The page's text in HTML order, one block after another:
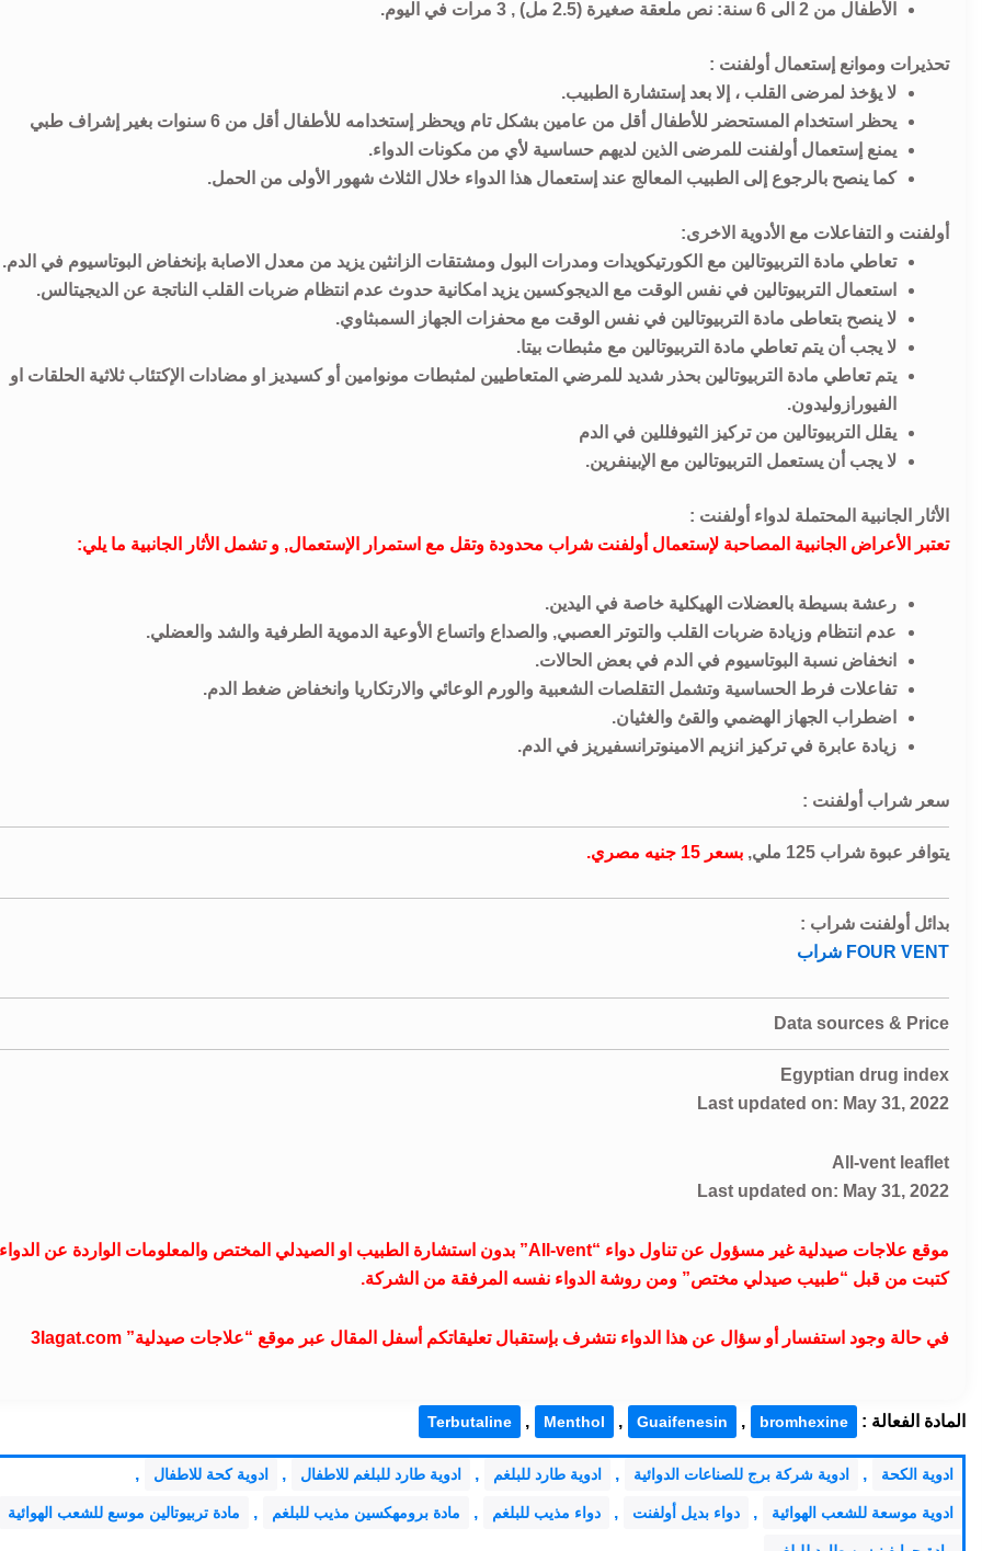
الأطفال من 2 الى 6 سنة: نص ملعقة صغيرة (2.5 مل) , 3 مرات في اليوم.
تحذيرات وموانع إستعمال أولفنت :
لا يؤخذ لمرضى القلب ، إلا بعد إستشارة الطبيب.
يحظر استخدام المستحضر للأطفال أقل من عامين بشكل تام ويحظر إستخدامه للأطفال أقل من 6 سنوات بغير إشراف طبي
يمنع إستعمال أولفنت للمرضى الذين لديهم حساسية لأي من مكونات الدواء.
كما ينصح بالرجوع إلى الطبيب المعالج عند إستعمال هذا الدواء خلال الثلاث شهور الأولى من الحمل.
أولفنت و التفاعلات مع الأدوية الاخرى:
تعاطي مادة التربيوتالين مع الكورتيكويدات ومدرات البول ومشتقات الزانثين يزيد من معدل الاصابة بإنخفاض البوتاسيوم في الدم.
استعمال التربيوتالين في نفس الوقت مع الديجوكسين يزيد امكانية حدوث عدم انتظام ضربات القلب الناتجة عن الديجيتالس.
لا ينصح بتعاطى مادة التربيوتالين في نفس الوقت مع محفزات الجهاز السمبثاوي.
لا يجب أن يتم تعاطي مادة التربيوتالين مع مثبطات بيتا.
يتم تعاطي مادة التربيوتالين بحذر شديد للمرضي المتعاطيين لمثبطات مونوامين أو كسيديز او مضادات الإكتئاب ثلاثية الحلقات او
الفيورازوليدون.
يقلل التربيوتالين من تركيز الثيوفللين في الدم
لا يجب أن يستعمل التربيوتالين مع الإبينفرين.
الأثار الجانبية المحتملة لدواء أولفنت :
تعتبر الأعراض الجانبية المصاحبة لإستعمال أولفنت شراب محدودة وتقل مع استمرار الإستعمال, و تشمل الأثار الجانبية ما يلي:
رعشة بسيطة بالعضلات الهيكلية خاصة في اليدين.
عدم انتظام وزيادة ضربات القلب والتوتر العصبي, والصداع واتساع الأوعية الدموية الطرفية والشد والعضلي.
انخفاض نسبة البوتاسيوم في الدم في بعض الحالات.
تفاعلات فرط الحساسية وتشمل التقلصات الشعبية والورم الوعائي والارتكاريا وانخفاض ضغط الدم.
اضطراب الجهاز الهضمي والقئ والغثيان.
زيادة عابرة في تركيز انزيم الامينوترانسفيريز في الدم.
سعر شراب أولفنت :
يتوافر عبوة شراب 125 ملي, بسعر 15 جنيه مصري.
بدائل أولفنت شراب :
FOUR VENT شراب
Data sources & Price
Egyptian drug index
Last updated on: May 31, 2022
All-vent leaflet
Last updated on: May 31, 2022
موقع علاجات صيدلية غير مسؤول عن تناول دواء “All-vent” بدون استشارة الطبيب او الصيدلي المختص والمعلومات الواردة عن الدواء
كتبت من قبل “طبيب صيدلي مختص” ومن روشة الدواء نفسه المرفقة من الشركة.
في حالة وجود استفسار أو سؤال عن هذا الدواء نتشرف بإستقبال تعليقاتكم أسفل المقال عبر موقع “علاجات صيدلية” 3lagat.com
المادة الفعالة : bromhexine
,
Guaifenesin
,
Menthol
,
Terbutaline
ادوية الكحة , ادوية شركة برج للصناعات الدوائية , ادوية طارد للبلغم , ادوية طارد للبلغم للاطفال , ادوية كحة للاطفال ,
ادوية موسعة للشعب الهوائية , دواء بديل أولفنت , دواء مذيب للبلغم , مادة برومهكسين مذيب للبلغم , مادة تربيوتالين موسع للشعب الهوائية